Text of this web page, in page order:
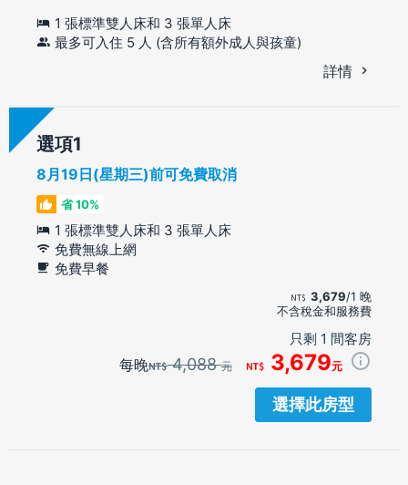
1 張標準雙人床和 3 張單人床
最多可入住 5 人 (含所有額外成人與孩童)
詳情
選項
8月19日(星期三)前可免費取消
省 10%
1 張標準雙人床和 3 張單人床
免費無線上網
免費早餐
3,679/1 晚
不含稅金和服務費
只剩 1 間客房
每晚 4,088元 3,679元
選擇此房型